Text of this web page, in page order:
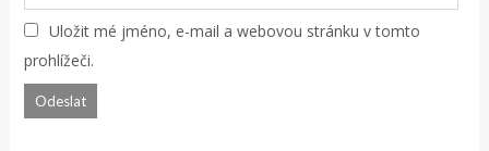
Uložit mé jméno, e-mail a webovou stránku v tomto
prohlížeči.